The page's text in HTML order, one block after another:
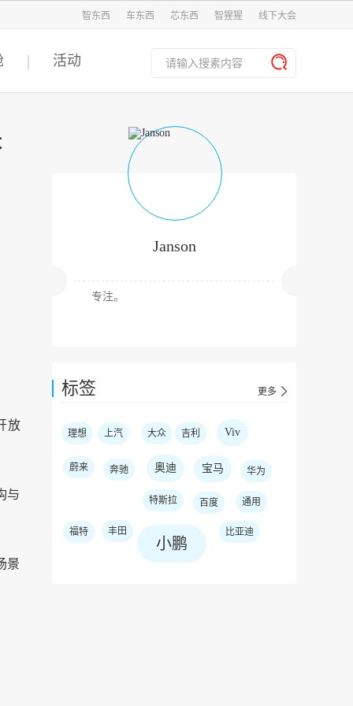
智东西 车东西 芯东西 智猩猩 线下大会
活动
Janson
专注。
标签 更多
理想 上汽 大众 吉利 Viv
蔚来 奔驰 奥迪 宝马 华为
特斯拉 百度 通用
福特 丰田
小鹏
比亚迪
放
与
景